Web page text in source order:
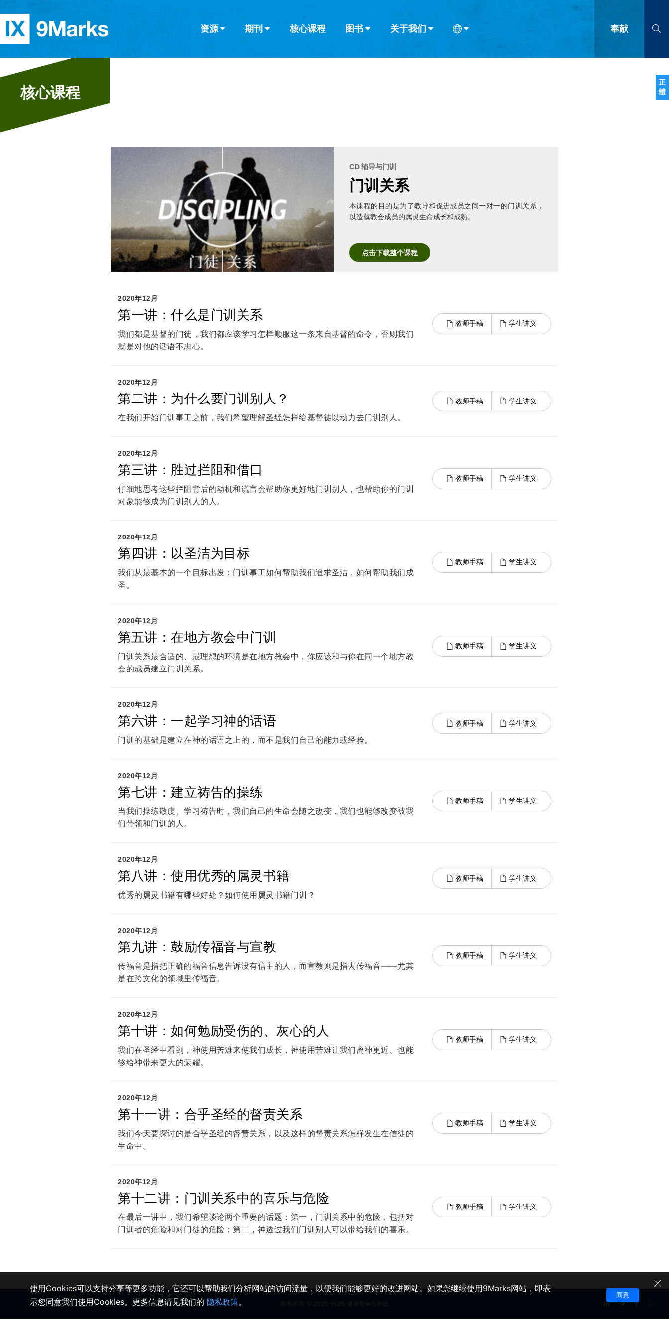
正
體
资源 期刊 核心课程 图书 关于我们 奉献
查看全部
查看全部
简体中文
核心课程
CD 辅导与门训
门训关系
本课程的目的是为了教导和促进成员之间一对一的门训关系，
以造就教会成员的属灵生命成长和成熟。
点击下载整个课程
2020年12月
第一讲：什么是门训关系
我们都是基督的门徒，我们都应该学习怎样顺服这一条来自基督的命令，否则我们
就是对他的话语不忠心。
教师手稿 学生讲义
2020年12月
第二讲：为什么要门训别人？
在我们开始门训事工之前，我们希望理解圣经怎样给基督徒以动力去门训别人。
教师手稿 学生讲义
2020年12月
第三讲：胜过拦阻和借口
仔细地思考这些拦阻背后的动机和谎言会帮助你更好地门训别人，也帮助你的门训
对象能够成为门训别人的人。
教师手稿 学生讲义
2020年12月
第四讲：以圣洁为目标
我们从最基本的一个目标出发：门训事工如何帮助我们追求圣洁，如何帮助我们成
圣。
教师手稿 学生讲义
2020年12月
第五讲：在地方教会中门训
门训关系最合适的、最理想的环境是在地方教会中，你应该和与你在同一个地方教
会的成员建立门训关系。
教师手稿 学生讲义
2020年12月
第六讲：一起学习神的话语
门训的基础是建立在神的话语之上的，而不是我们自己的能力或经验。
教师手稿 学生讲义
2020年12月
第七讲：建立祷告的操练
当我们操练敬虔、学习祷告时，我们自己的生命会随之改变，我们也能够改变被我
们带领和门训的人。
教师手稿 学生讲义
2020年12月
第八讲：使用优秀的属灵书籍
优秀的属灵书籍有哪些好处？如何使用属灵书籍门训？
教师手稿 学生讲义
2020年12月
第九讲：鼓励传福音与宣教
传福音是指把正确的福音信息告诉没有信主的人，而宣教则是指去传福音——尤其
是在跨文化的领域里传福音。
教师手稿 学生讲义
2020年12月
第十讲：如何勉励受伤的、灰心的人
我们在圣经中看到，神使用苦难来使我们成长，神使用苦难让我们离神更近、也能
够给神带来更大的荣耀。
教师手稿 学生讲义
2020年12月
第十一讲：合乎圣经的督责关系
我们今天要探讨的是合乎圣经的督责关系，以及这样的督责关系怎样发生在信徒的
生命中。
教师手稿 学生讲义
2020年12月
第十二讲：门训关系中的喜乐与危险
在最后一讲中，我们希望谈论两个重要的话题：第一，门训关系中的危险，包括对
门训者的危险和对门徒的危险；第二，神透过我们门训别人可以带给我们的喜乐。
教师手稿 学生讲义
版权所有 © 2020-2026 健康教会九标志
使用Cookies可以支持分享等更多功能，它还可以帮助我们分析网站的访问流量，以便我们能够更好的改进网站。如果您继续使用9Marks网站，即表
示您同意我们使用Cookies。更多信息请见我们的 隐私政策。
同意